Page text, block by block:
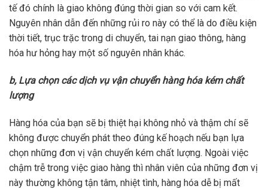
tế đó chính là giao không đúng thời gian so với cam kết.
Nguyên nhân dẫn đến những rủi ro này có thể là do điều kiện
thời tiết, trục trặc trong di chuyển, tai nạn giao thông, hàng
hóa hư hỏng hay một số nguyên nhân khác.
b, Lựa chọn các dịch vụ vận chuyển hàng hóa kém chất
lượng
Hàng hóa của bạn sẽ bị thiệt hại không nhỏ và thậm chí sẽ
không được chuyển phát theo đúng kế hoạch nếu bạn lựa
chọn những đơn vị vận chuyển kém chất lượng. Ngoài việc
chậm trễ trong việc giao hàng thì nhân viên của những đơn vị
này thường không tận tâm, nhiệt tình, hàng hóa dễ bị mất